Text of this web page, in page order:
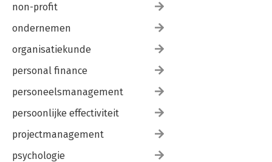
non-profit
ondernemen
organisatiekunde
personal finance
personeelsmanagement
persoonlijke effectiviteit
projectmanagement
psychologie